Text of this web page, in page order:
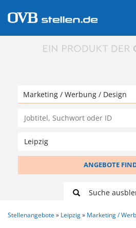
ANGEBOTE
Suche
Stellenangebote Leipzig Marketing /